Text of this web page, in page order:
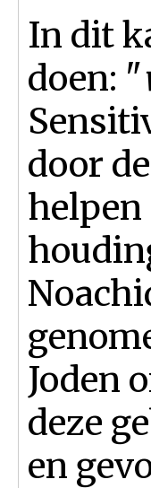
In dit
doen: "
door
helpen
Joden
deze
en